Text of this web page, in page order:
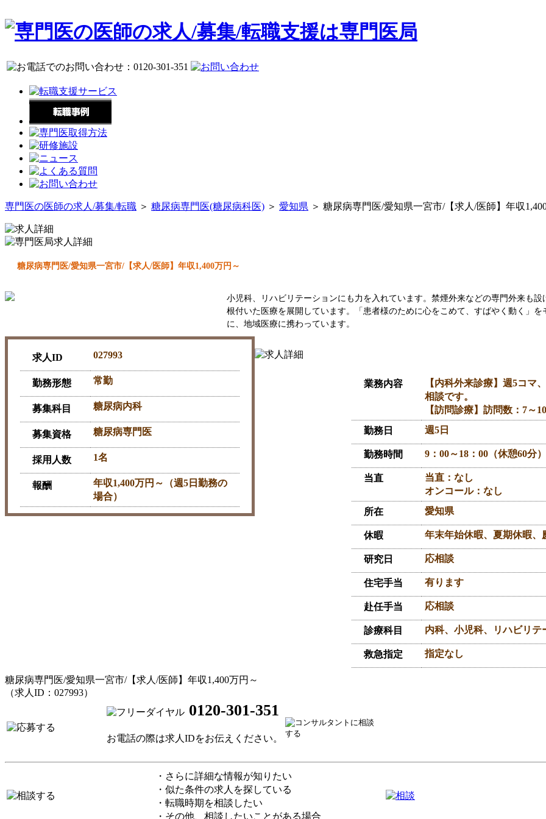
専門医の医師の求人/募集/転職 ＞ 糖尿病専門医(糖尿病科医) ＞ 愛知県 ＞ 糖尿病専門医/愛知県一宮市/【求人/医師】年収
糖尿病専門医/愛知県一宮市/【求人/医師】年収1,400万円～
小児科、リハビリテーションにも力を入れています。禁煙外来などの専門外来も設
根付いた医療を展開しています。「患者様のために心をこめて、すばやく動く」を
に、地域医療に携わっています。
求人ID 027993
勤務形態 常勤
募集科目 糖尿病内科
募集資格 糖尿病専門医
採用人数 1名
報酬
年収1,400万円～（週5日勤務の
場合）
業務内容
【内科外来診療】週5コマ
相談です。
【訪問診療】訪問数：7～
勤務日
週5日
勤務時間 9：00～18：00（休憩60分）
当直
当直：なし
オンコール：なし
所在
愛知県
休暇 年末年始休暇、夏期休暇、
研究日 応相談
住宅手当 有ります
赴任手当 応相談
診療科目 内科、小児科、リハビリテ
救急指定 指定なし
糖尿病専門医/愛知県一宮市/【求人/医師】年収1,400万円～
（求人ID：027993）
0120-301-351
お電話の際は求人IDをお伝えください。
・さらに詳細な情報が知りたい
・似た条件の求人を探している
・転職時期を相談したい
・その他、相談したいことがある場合